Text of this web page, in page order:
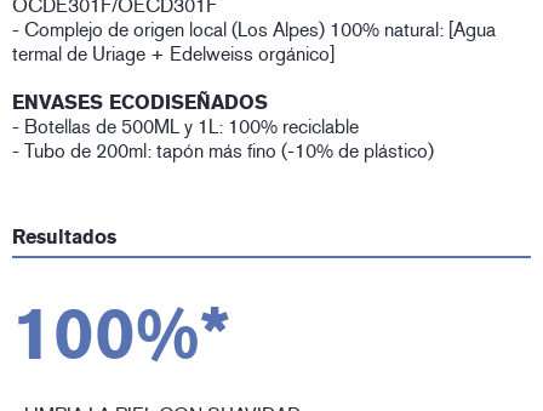
OCDE301F/OECD301F
- Complejo de origen local (Los Alpes) 100% natural: [Agua
termal de Uriage + Edelweiss orgánico]
ENVASES ECODISEÑADOS
- Botellas de 500ML y 1L: 100% reciclable
- Tubo de 200ml: tapón más fino (-10% de plástico)
Resultados
100%*